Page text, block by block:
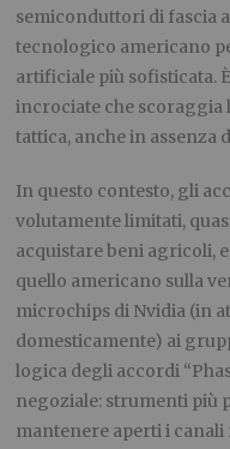
semiconduttori di fascia
tecnologico americano
artificiale più sofisticata.
incrociate che scoraggia
tattica, anche in assenza
In questo contesto, gli
volutamente limitati,
acquistare beni agricoli,
quello americano sulla
microchips di Nvidia (in
domesticamente) ai
logica degli accordi
negoziale: strumenti più
mantenere aperti i